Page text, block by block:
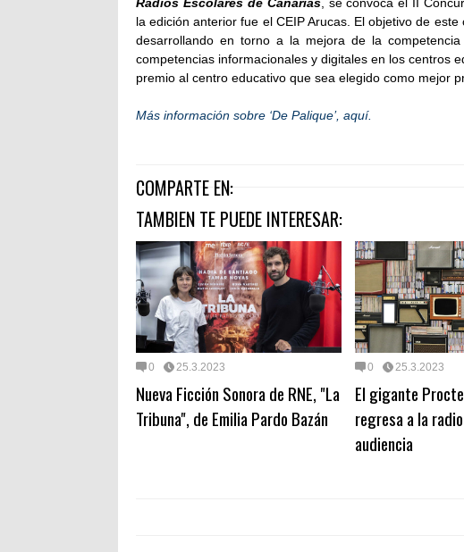
la edición anterior fue el CEIP Arucas. El objetivo de
desarrollando en torno a la mejora de la
competencias informacionales y digitales en los centros
premio al centro educativo que sea elegido como mejor
Más información sobre ‘De Palique’, aquí.
COMPARTE EN:
TAMBIEN TE PUEDE INTERESAR:
0 25.3.2023
Nueva Ficción Sonora de RNE, "La
Tribuna", de Emilia Pardo Bazán
0 25.3.2023
El gigante
regresa a la
audiencia